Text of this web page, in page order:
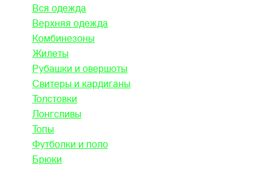
Вся одежда
Верхняя одежда
Комбинезоны
Жилеты
Рубашки и овершоты
Свитеры и кардиганы
Толстовки
Лонгсливы
Топы
Футболки и поло
Брюки